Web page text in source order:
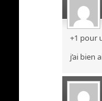
+1 pour
j’ai bien